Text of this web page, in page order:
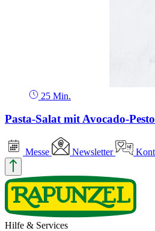
25 Min.
Pasta-Salat mit Avocado-
Messe Newsletter
Hilfe & Services